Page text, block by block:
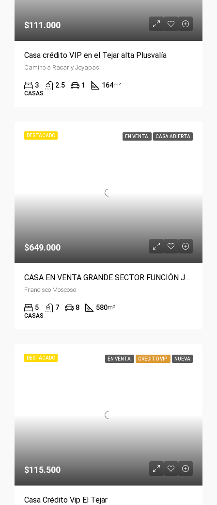
$111.000
Casa crédito VIP en el Tejar alta Plusvalía
Camino a Racar y Joyapas
3 2.5 1 164m²
CASAS
DESTACADO EN VENTA CASA ABIERTA
$649.000
CASA EN VENTA GRANDE SECTOR FUNCIÓN JUDICIAL CUENCA 🏠
Francisco Moscoso
5 7 8 580m²
CASAS
DESTACADO EN VENTA CRÉDITO VIP NUEVA
$115.500
Casa Crédito Vip El Tejar